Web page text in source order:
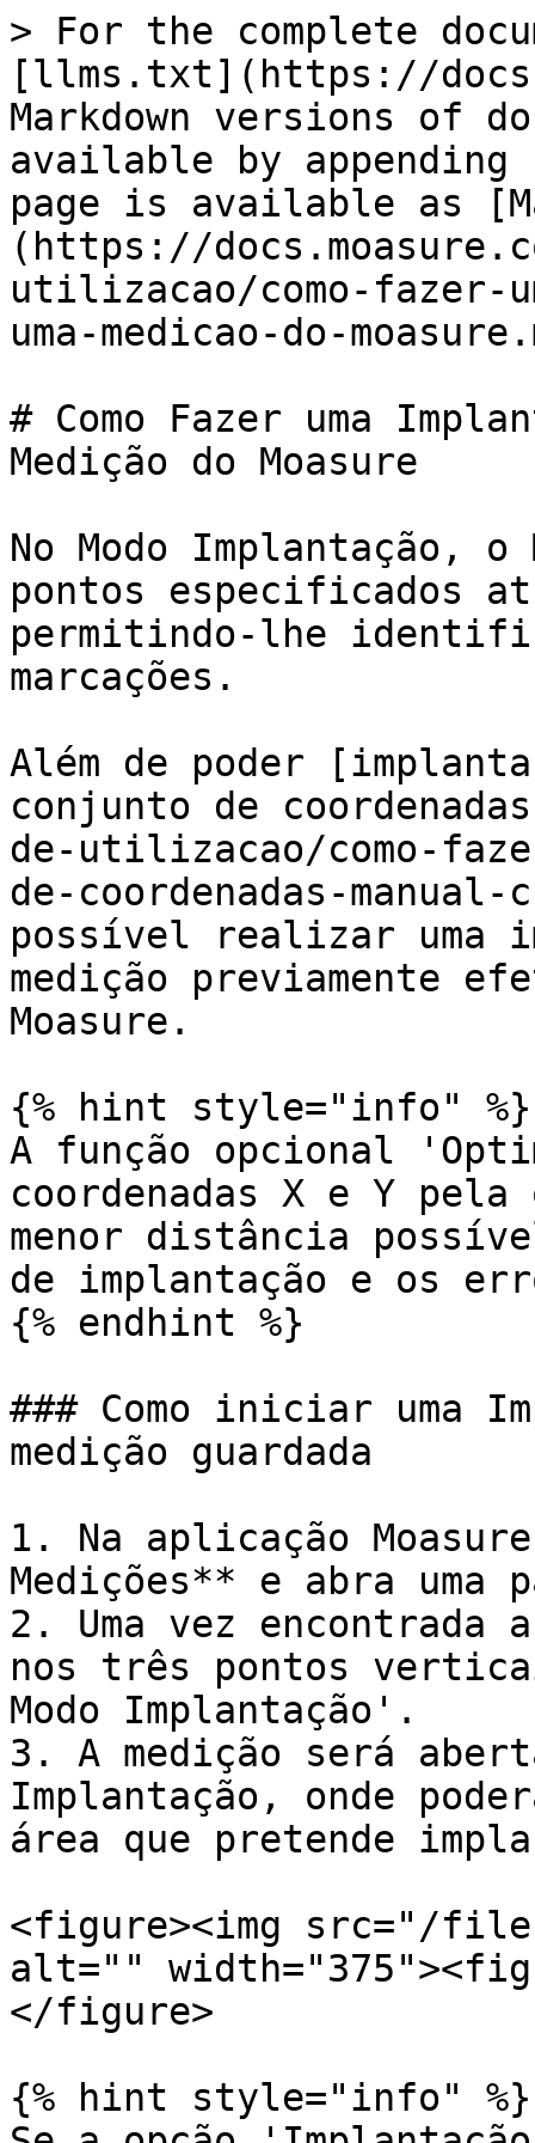
> For the complete
[llms.txt](https://
Markdown versions of
available by
page is available as
(https://
utilizacao/como-fazer-
uma-medicao-do-
# Como Fazer uma
Medição do Moasure
No Modo Implantação,
pontos especificados
permitindo-lhe
marcações.
Além de poder
conjunto de
de-utilizacao/como-
de-coordenadas-
possível realizar uma
medição previamente
Moasure.
{% hint style="info" %}
A função opcional
coordenadas X e Y
menor distância
de implantação e os
{% endhint %}
### Como iniciar uma
medição guardada
1. Na aplicação
Medições** e abra uma
2. Uma vez encontrada
nos três pontos
Modo Implantação'.
3. A medição será
Implantação, onde
área que pretende
<figure><img src="/
alt=""
</figure>
{% hint style="info" %}